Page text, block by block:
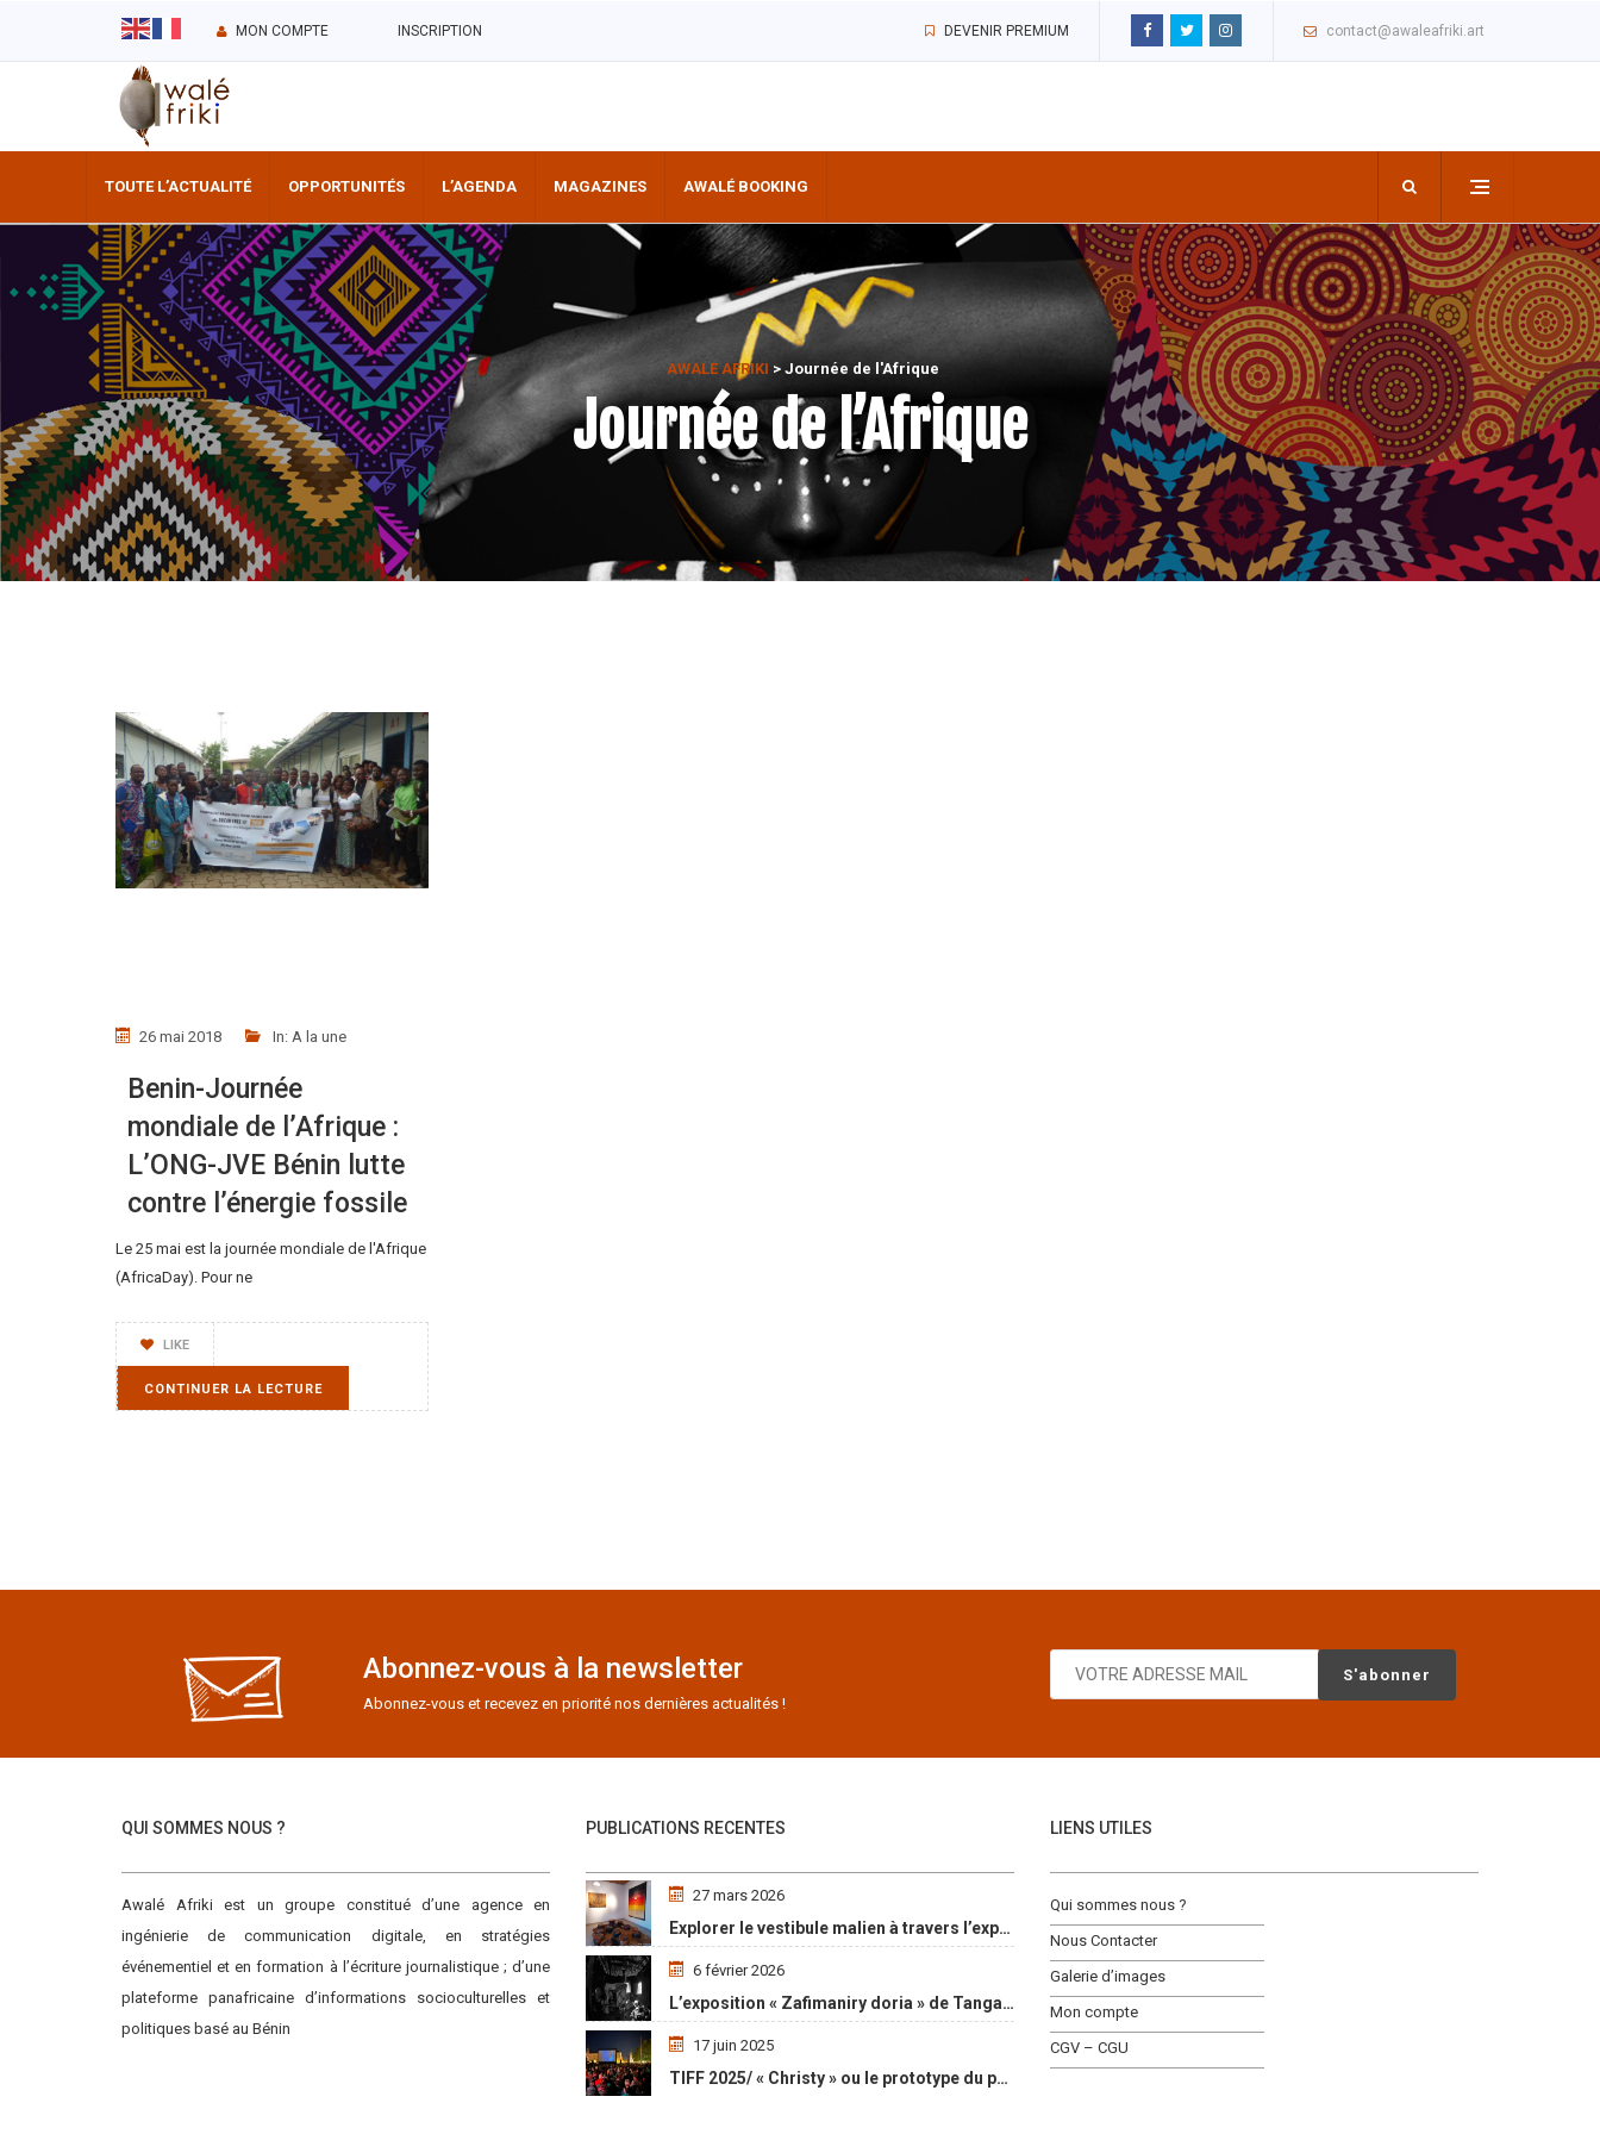
MON COMPTE INSCRIPTION DEVENIR PREMIUM contact@awaleafriki.art
TOUTE L’ACTUALITÉ OPPORTUNITÉS L’AGENDA MAGAZINES AWALÉ BOOKING
AWALE AFRIKI > Journée de l'Afrique
Journée de l’Afrique
26 mai 2018 In: A la une
Benin-Journée
mondiale de l’Afrique :
L’ONG-JVE Bénin lutte
contre l’énergie fossile
Le 25 mai est la journée mondiale de l'Afrique
(AfricaDay). Pour ne
LIKE
CONTINUER LA LECTURE
Abonnez-vous à la newsletter
Abonnez-vous et recevez en priorité nos dernières actualités !
QUI SOMMES NOUS ?
Awalé Afriki est un groupe constitué d’une agence en
ingénierie de communication digitale, en stratégies
événementiel et en formation à l’écriture journalistique ; d’une
plateforme panafricaine d’informations socioculturelles et
politiques basé au Bénin
PUBLICATIONS RECENTES
27 mars 2026
Explorer le vestibule malien à travers l’exposition « Maaya Bulon »
6 février 2026
L’exposition « Zafimaniry doria » de TangalaMamy honore la mémoire d’un peuple malgache
17 juin 2025
TIFF 2025/ « Christy » ou le prototype du parcours initiatique
LIENS UTILES
Qui sommes nous ?
Nous Contacter
Galerie d’images
Mon compte
CGV – CGU